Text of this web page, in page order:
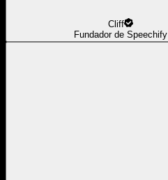
Cliff
Fundador de Speechify